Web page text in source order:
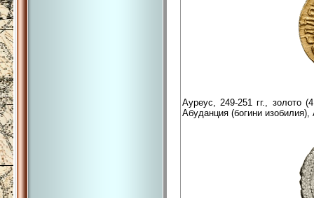
Ауреус, 249-251 гг., золото
Абуданция (богини